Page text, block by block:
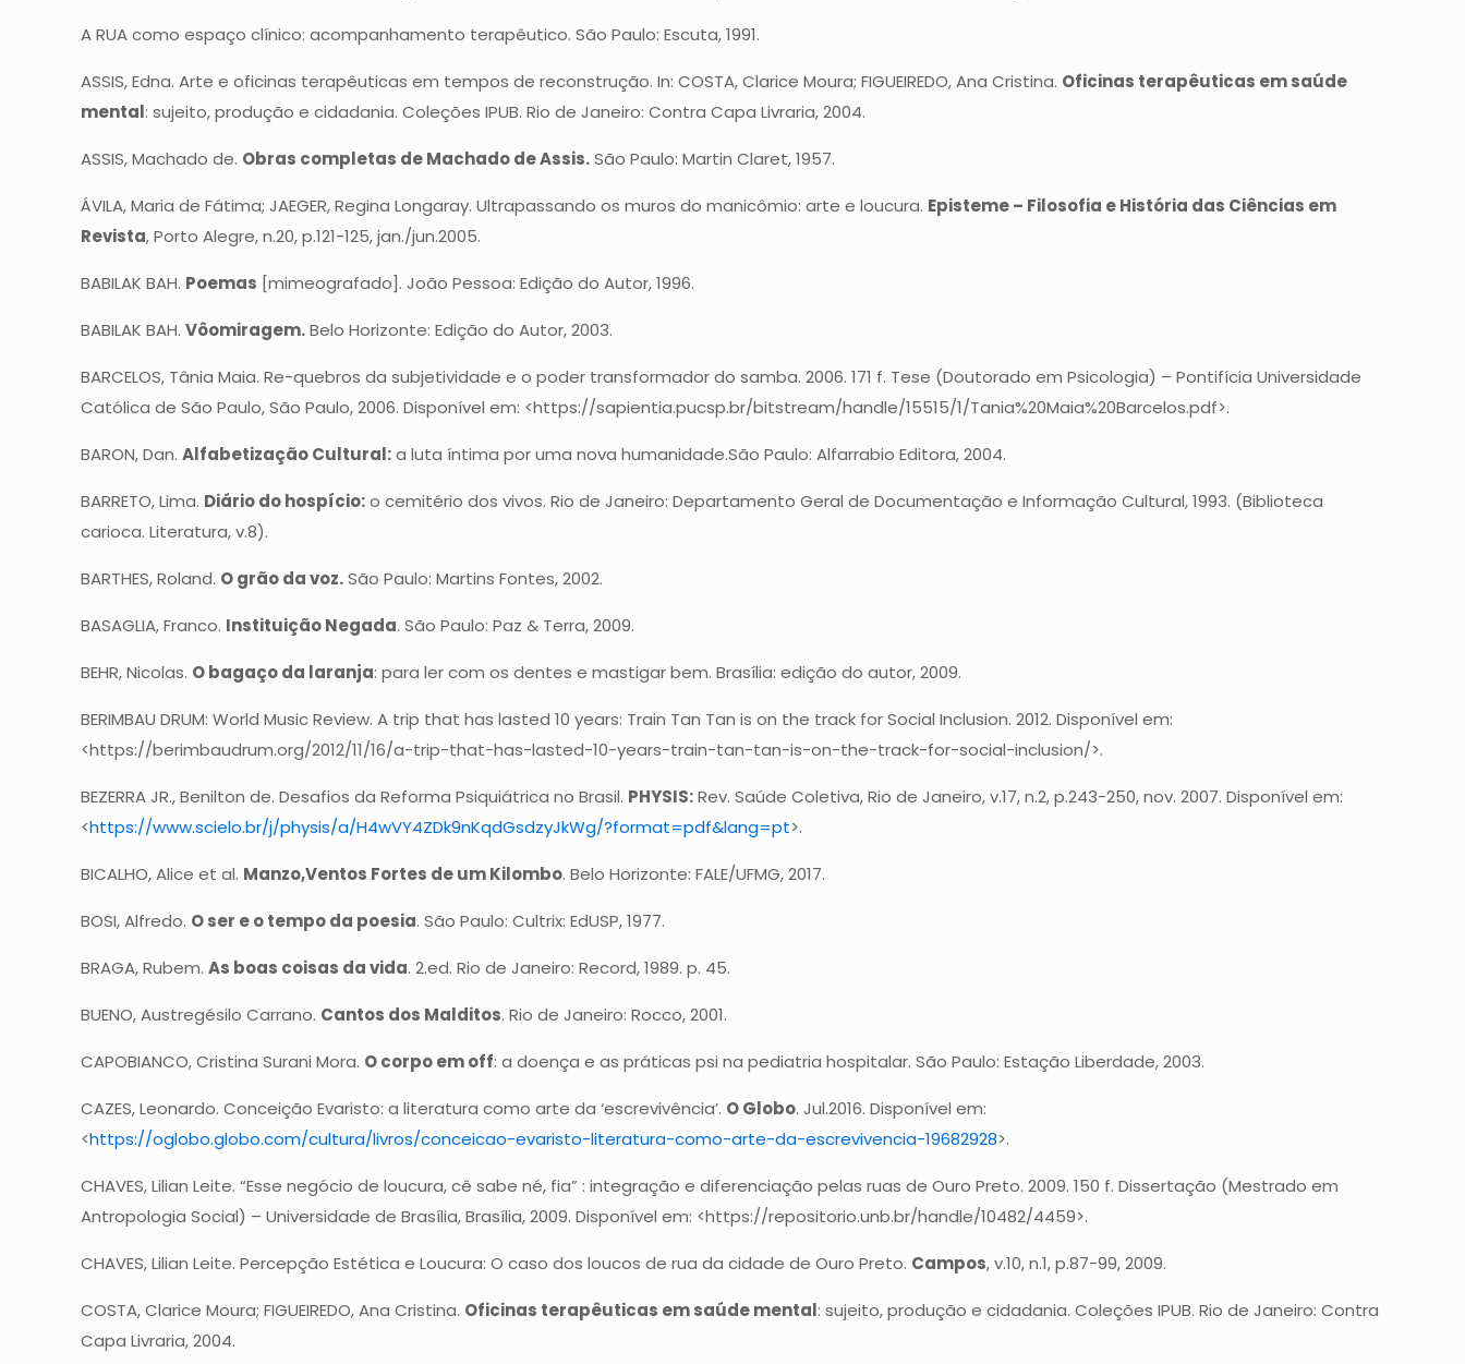
A RUA como espaço clínico: acompanhamento terapêutico. São Paulo: Escuta, 1991.
ASSIS, Edna. Arte e oficinas terapêuticas em tempos de reconstrução. In: COSTA, Clarice Moura; FIGUEIREDO, Ana Cristina. Oficinas terapêuticas em saúde
mental: sujeito, produção e cidadania. Coleções IPUB. Rio de Janeiro: Contra Capa Livraria, 2004.
ASSIS, Machado de. Obras completas de Machado de Assis.São Paulo: Martin Claret, 1957.
ÁVILA, Maria de Fátima; JAEGER, Regina Longaray. Ultrapassando os muros do manicômio: arte e loucura. Episteme – Filosofia e História das Ciências em
Revista, Porto Alegre, n.20, p.121-125, jan./jun.2005.
BABILAK BAH. Poemas [mimeografado]. João Pessoa: Edição do Autor, 1996.
BABILAK BAH.Vôomiragem.Belo Horizonte: Edição do Autor, 2003.
BARCELOS, Tânia Maia. Re-quebros da subjetividade e o poder transformador do samba. 2006. 171 f. Tese (Doutorado em Psicologia) – Pontifícia Universidade
Católica de São Paulo, São Paulo, 2006. Disponível em: <https://sapientia.pucsp.br/bitstream/handle/15515/1/Tania%20Maia%20Barcelos.pdf>.
BARON, Dan.Alfabetização Cultural:a luta íntima por uma nova humanidade.São Paulo: Alfarrabio Editora, 2004.
BARRETO, Lima. Diário do hospício:o cemitério dos vivos. Rio de Janeiro: Departamento Geral de Documentação e Informação Cultural, 1993. (Biblioteca
carioca. Literatura, v.8).
BARTHES, Roland. O grão da voz.São Paulo: Martins Fontes, 2002.
BASAGLIA, Franco. Instituição Negada. São Paulo: Paz & Terra, 2009.
BEHR, Nicolas. O bagaço da laranja: para ler com os dentes e mastigar bem. Brasília: edição do autor, 2009.
BERIMBAU DRUM: World Music Review. A trip that has lasted 10 years: Train Tan Tan is on the track for Social Inclusion. 2012. Disponível em:
<https://berimbaudrum.org/2012/11/16/a-trip-that-has-lasted-10-years-train-tan-tan-is-on-the-track-for-social-inclusion/>.
BEZERRA JR., Benilton de. Desafios da Reforma Psiquiátrica no Brasil. PHYSIS:Rev. Saúde Coletiva, Rio de Janeiro, v.17, n.2, p.243-250, nov. 2007. Disponível em:
<https://www.scielo.br/j/physis/a/H4wVY4ZDk9nKqdGsdzyJkWg/?format=pdf&lang=pt>.
BICALHO, Alice et al. Manzo,Ventos Fortes de um Kilombo. Belo Horizonte: FALE/UFMG, 2017.
BOSI, Alfredo. O ser e o tempo da poesia. São Paulo: Cultrix: EdUSP, 1977.
BRAGA, Rubem.As boas coisas da vida. 2.ed. Rio de Janeiro: Record, 1989. p. 45.
BUENO, Austregésilo Carrano. Cantos dos Malditos. Rio de Janeiro: Rocco, 2001.
CAPOBIANCO, Cristina Surani Mora. O corpo em off: a doença e as práticas psi na pediatria hospitalar. São Paulo: Estação Liberdade, 2003.
CAZES, Leonardo. Conceição Evaristo: a literatura como arte da ‘escrevivência’. O Globo. Jul.2016. Disponível em:
<https://oglobo.globo.com/cultura/livros/conceicao-evaristo-literatura-como-arte-da-escrevivencia-19682928>.
CHAVES, Lilian Leite. “Esse negócio de loucura, cê sabe né, fia” : integração e diferenciação pelas ruas de Ouro Preto. 2009. 150 f. Dissertação (Mestrado em
Antropologia Social) – Universidade de Brasília, Brasília, 2009. Disponível em: <https://repositorio.unb.br/handle/10482/4459>.
CHAVES, Lilian Leite. Percepção Estética e Loucura: O caso dos loucos de rua da cidade de Ouro Preto. Campos, v.10, n.1, p.87-99, 2009.
COSTA, Clarice Moura; FIGUEIREDO, Ana Cristina. Oficinas terapêuticas em saúde mental: sujeito, produção e cidadania. Coleções IPUB. Rio de Janeiro: Contra
Capa Livraria, 2004.